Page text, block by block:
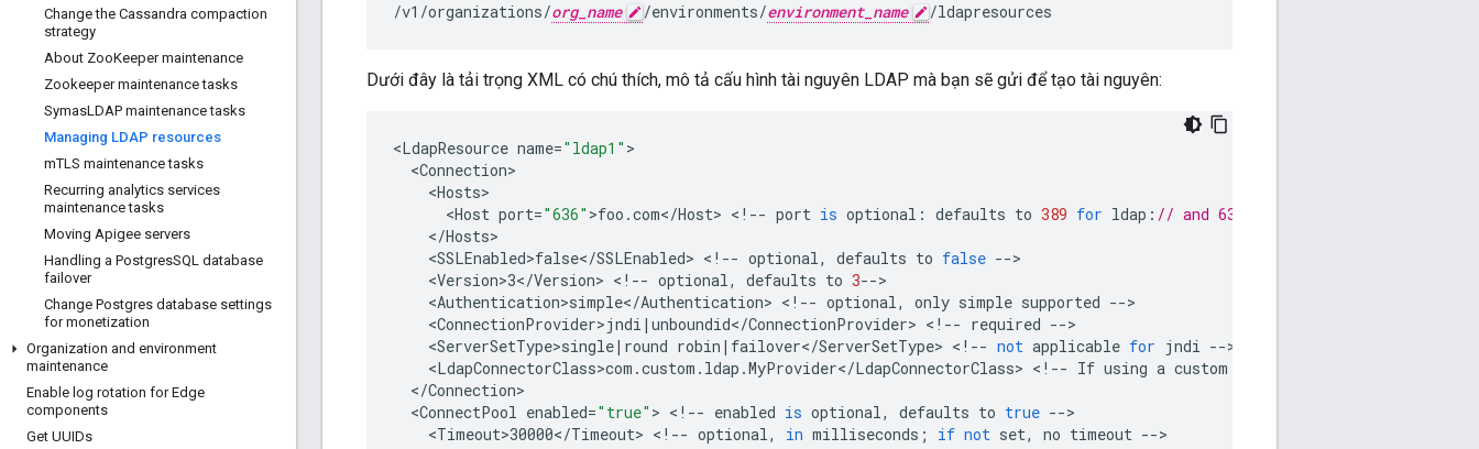
Change the Cassandra compaction
strategy
About ZooKeeper maintenance
Zookeeper maintenance tasks
SymasLDAP maintenance tasks
Managing LDAP resources
mTLS maintenance tasks
Recurring analytics services
maintenance tasks
Moving Apigee servers
Handling a PostgresSQL database
failover
Change Postgres database settings
for monetization
Organization and environment
maintenance
Enable log rotation for Edge
components
Get UUIDs
/v1/organizations/org_name /environments/environment_name /ldapresources
Dưới đây là tải trọng XML có chú thích, mô tả cấu hình tài nguyên LDAP mà bạn sẽ gửi để tạo tài nguyên:
<LdapResource name="ldap1"
<Connection
<Hosts
<Host port="636" >foo .com</Host> < ! -- port is optional : defaults to 389 for ldap : // and 636 for ldaps:// --
</Hosts
<SSLEnabled>false</SSLEnabled> < ! -- optional, defaults to false --
<Version>3</Version> < ! -- optional, defaults to 3--
<Authentication>simple</Authentication> < ! -- optional, only simple supported --
<ConnectionProvider>jndi | unboundid</ConnectionProvider> < ! -- required --
<ServerSetType>single| round robin | failover</ServerSetType> < ! -- not applicable for jndi --
<LdapConnectorClass>com .custom . ldap .MyProvider</LdapConnectorClass> < ! -- If using a custom
</Connection
<ConnectPool enabled="true" > < ! -- enabled is optional, defaults to true --
<Timeout>30000</Timeout> < ! -- optional, in milliseconds ; if not set, no timeout --